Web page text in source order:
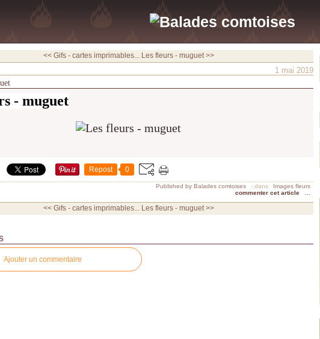
<< Gifs - cartes imprimables... Les fleurs - muguet >>
1 mai 2019
- muguet
Repost 0
Published by Balades comtoises - dans
Images fleurs
commenter cet article
<< Gifs - cartes imprimables... Les fleurs - muguet >>
Ajouter un commentaire